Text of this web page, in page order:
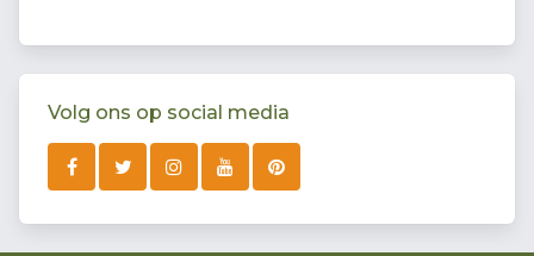
Volg ons op social media